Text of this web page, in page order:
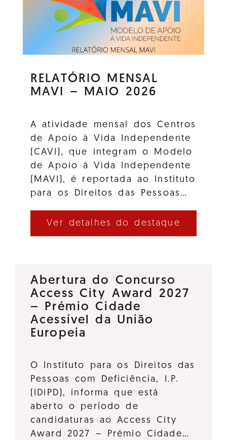
RELATÓRIO MENSAL
MAVI – MAIO 2026
A atividade mensal dos Centros
de Apoio à Vida Independente
(CAVI), que integram o Modelo
de Apoio à Vida Independente
(MAVI), é reportada ao Instituto
para os Direitos das Pessoas…
Ver detalhes do destaque
Abertura do Concurso
Access City Award 2027
– Prémio Cidade
Acessível da União
Europeia
O Instituto para os Direitos das
Pessoas com Deficiência, I.P.
(IDiPD), informa que está
aberto o período de
candidaturas ao Access City
Award 2027 – Prémio Cidade…